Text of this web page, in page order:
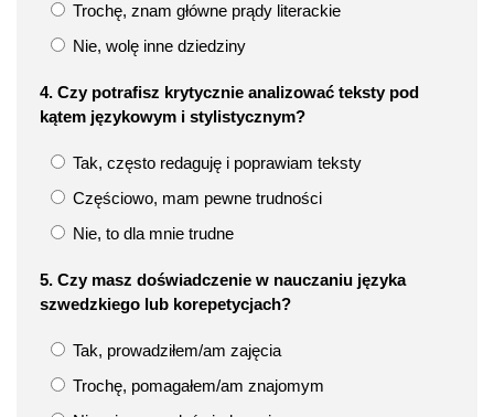
Trochę, znam główne prądy literackie
Nie, wolę inne dziedziny
4. Czy potrafisz krytycznie analizować teksty pod
kątem językowym i stylistycznym?
Tak, często redaguję i poprawiam teksty
Częściowo, mam pewne trudności
Nie, to dla mnie trudne
5. Czy masz doświadczenie w nauczaniu języka
szwedzkiego lub korepetycjach?
Tak, prowadziłem/am zajęcia
Trochę, pomagałem/am znajomym